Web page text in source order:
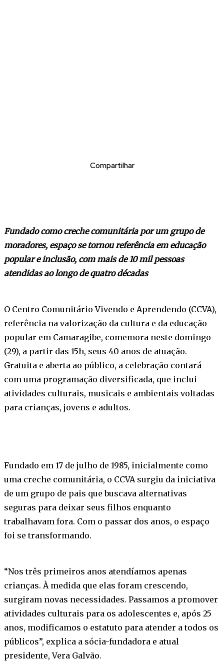
Compartilhar
Fundado como creche comunitária por um grupo de
moradores, espaço se tornou referência em educação
popular e inclusão, com mais de 10 mil pessoas
atendidas ao longo de quatro décadas
O Centro Comunitário Vivendo e Aprendendo (CCVA),
referência na valorização da cultura e da educação
popular em Camaragibe, comemora neste domingo
(29), a partir das 15h, seus 40 anos de atuação.
Gratuita e aberta ao público, a celebração contará
com uma programação diversificada, que inclui
atividades culturais, musicais e ambientais voltadas
para crianças, jovens e adultos.
Fundado em 17 de julho de 1985, inicialmente como
uma creche comunitária, o CCVA surgiu da iniciativa
de um grupo de pais que buscava alternativas
seguras para deixar seus filhos enquanto
trabalhavam fora. Com o passar dos anos, o espaço
foi se transformando.
“Nos três primeiros anos atendíamos apenas
crianças. À medida que elas foram crescendo,
surgiram novas necessidades. Passamos a promover
atividades culturais para os adolescentes e, após 25
anos, modificamos o estatuto para atender a todos os
públicos”, explica a sócia-fundadora e atual
presidente, Vera Galvão.